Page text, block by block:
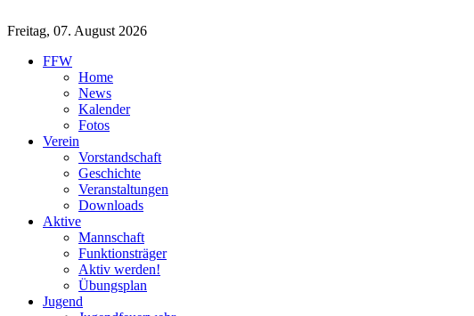
Freitag, 07. August 2026
FFW
Home
News
Kalender
Fotos
Verein
Vorstandschaft
Geschichte
Veranstaltungen
Downloads
Aktive
Mannschaft
Funktionsträger
Aktiv werden!
Übungsplan
Jugend